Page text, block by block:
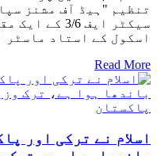
تنظیم "ہیڈ آف مشنز
سیکٹر ایف 3/
اسکول کے استاد ماسٹر
Read More
اسلام نے ترکی اور